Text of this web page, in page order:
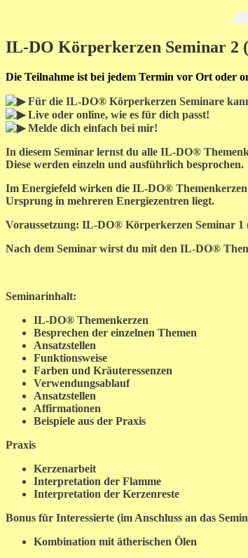
IL-DO Körperkerzen Seminar 2
Die Teilnahme ist bei jedem Termin vor Ort oder
Für die IL-DO® Körperkerzen Seminare
Live oder online, wie es für dich passt!
Melde dich einfach bei mir!
In diesem Seminar lernst du alle IL-DO®
Diese werden einzeln und ausführlich besprochen.
Im Energiefeld wirken die IL-DO®
Ursprung in mehreren Energiezentren liegt.
Voraussetzung: IL-DO® Körperkerzen Seminar 1
Nach dem Seminar wirst du mit den IL-DO®
Seminarinhalt:
IL-DO® Themenkerzen
Besprechen der einzelnen Themen
Ansatzstellen
Funktionsweise
Farben und Kräuteressenzen
Verwendungsablauf
Ansatzstellen
Affirmationen
Beispiele aus der Praxis
Praxis
Kerzenarbeit
Interpretation der Flamme
Interpretation der Kerzenreste
Bonus für Interessierte (im Anschluss an das
Kombination mit ätherischen Ölen